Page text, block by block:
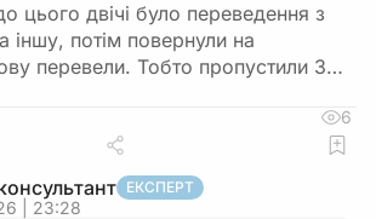
цього двічі було переведення з
іншу, потім повернули на
перевели. Тобто пропустили 3…
6
ЕКСПЕРТ
| 23:28